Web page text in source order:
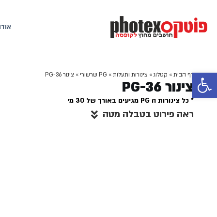
פתח סרגל נגישות
דף הבית» קטלוג» צינורות ותעלות» PG שרשורי » צינור PG-36
צינור PG-36
* כל צינורות ה PG מגיעים באורך של 30 מי
ראה פירוט בטבלה מטה